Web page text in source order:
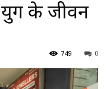
के जीवन
0
749